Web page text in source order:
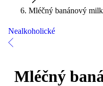
Mléčný banánový
Nealkoholické
Mléčný